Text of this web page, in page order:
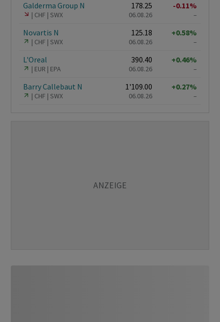
Galderma Group N
CHF SWX
178.25
06.08.26
-0.11%
–
Novartis N
CHF SWX
125.18
06.08.26
+0.58%
–
L'Oreal
EUR EPA
390.40
06.08.26
+0.46%
–
Barry Callebaut N
CHF SWX
1'109.00
06.08.26
+0.27%
–